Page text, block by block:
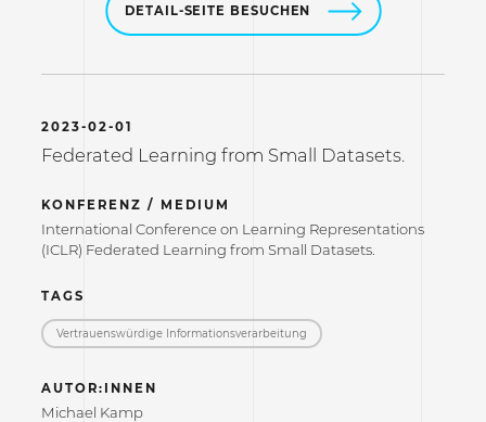
DETAIL-SEITE BESUCHEN
2023-02-01
Federated Learning from Small Datasets.
KONFERENZ / MEDIUM
International Conference on Learning Representations
(ICLR) Federated Learning from Small Datasets.
TAGS
Vertrauenswürdige Informations­verarbeitung
AUTOR:INNEN
Michael Kamp